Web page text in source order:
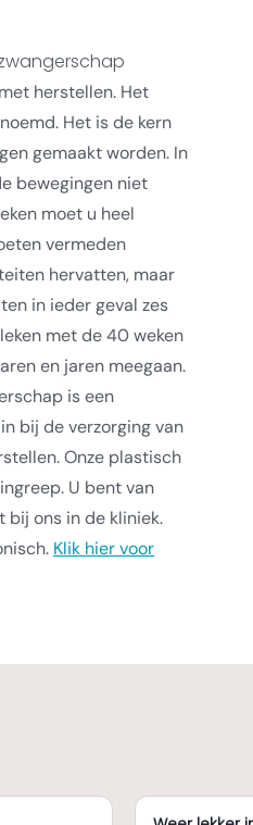
herstellen. Het
Het is de kern
gemaakt worden. In
bewegingen niet
moet u heel
vermeden
hervatten, maar
in ieder geval zes
met de 40 weken
en jaren meegaan.
is een
bij de verzorging van
Onze plastisch
U bent van
bij ons in de kliniek.
Klik hier voor